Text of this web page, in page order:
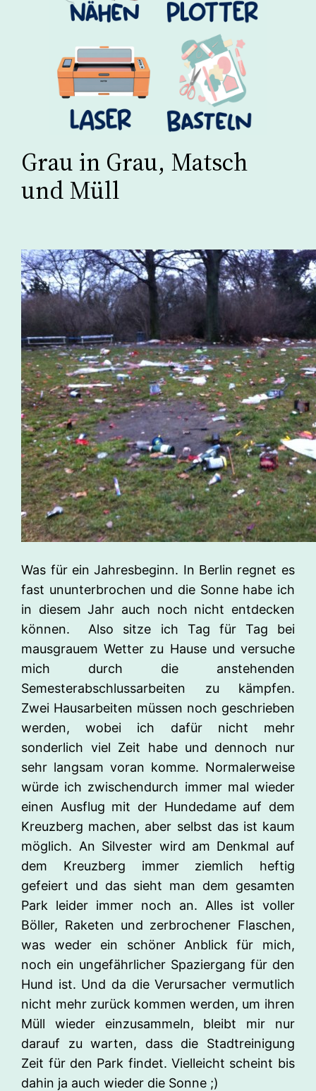
Grau in Grau, Matsch
und Müll
Was für ein Jahresbeginn. In Berlin regnet es
fast ununterbrochen und die Sonne habe ich
in diesem Jahr auch noch nicht entdecken
können. Also sitze ich Tag für Tag bei
mausgrauem Wetter zu Hause und versuche
mich durch die anstehenden
Semesterabschlussarbeiten zu kämpfen.
Zwei Hausarbeiten müssen noch geschrieben
werden, wobei ich dafür nicht mehr
sonderlich viel Zeit habe und dennoch nur
sehr langsam voran komme. Normalerweise
würde ich zwischendurch immer mal wieder
einen Ausflug mit der Hundedame auf dem
Kreuzberg machen, aber selbst das ist kaum
möglich. An Silvester wird am Denkmal auf
dem Kreuzberg immer ziemlich heftig
gefeiert und das sieht man dem gesamten
Park leider immer noch an. Alles ist voller
Böller, Raketen und zerbrochener Flaschen,
was weder ein schöner Anblick für mich,
noch ein ungefährlicher Spaziergang für den
Hund ist. Und da die Verursacher vermutlich
nicht mehr zurück kommen werden, um ihren
Müll wieder einzusammeln, bleibt mir nur
darauf zu warten, dass die Stadtreinigung
Zeit für den Park findet. Vielleicht scheint bis
dahin ja auch wieder die Sonne ;)